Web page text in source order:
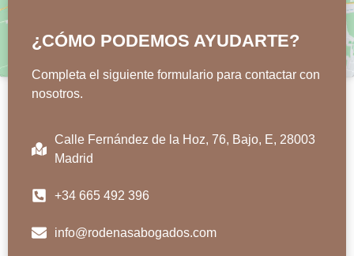
¿CÓMO PODEMOS AYUDARTE?
Completa el siguiente formulario para contactar con
nosotros.
Calle Fernández de la Hoz, 76, Bajo, E, 28003
Madrid
+34 665 492 396
info@rodenasabogados.com